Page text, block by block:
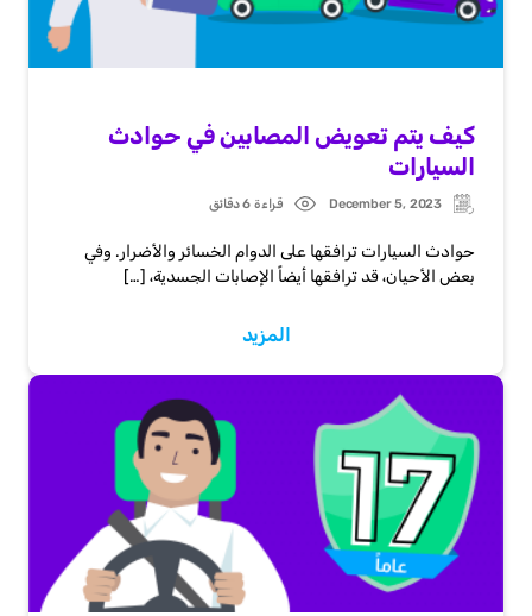
كيف يتم تعويض المصابين في حوادث
السيارات
Updated:
December 5, 2023
Postقراءة 6 دقائق
حوادث السيارات ترافقها على الدوام الخسائر والأضرار. وفي
بعض الأحيان، قد ترافقها أيضاً الإصابات الجسدية، […]
المزيد